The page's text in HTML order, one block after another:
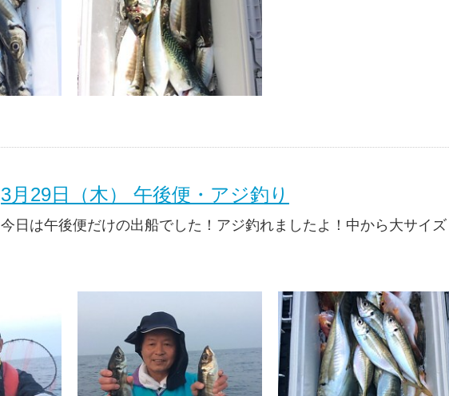
3月29日（木） 午後便・アジ釣り
今日は午後便だけの出船でした！アジ釣れましたよ！中から大サイ